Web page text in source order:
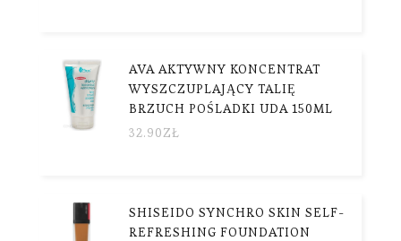
AVA AKTYWNY KONCENTRAT
WYSZCZUPLAJĄCY TALIĘ
BRZUCH POŚLADKI UDA 150ML
32.90ZŁ
SHISEIDO SYNCHRO SKIN SELF-
REFRESHING FOUNDATION